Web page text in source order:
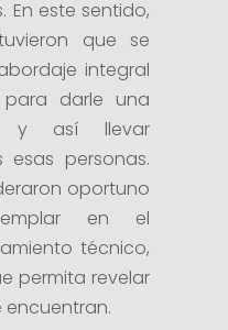
este sentido,
que se
integral
darle una
y así llevar
personas.
oportuno
en el
técnico,
permita revelar
encuentran.